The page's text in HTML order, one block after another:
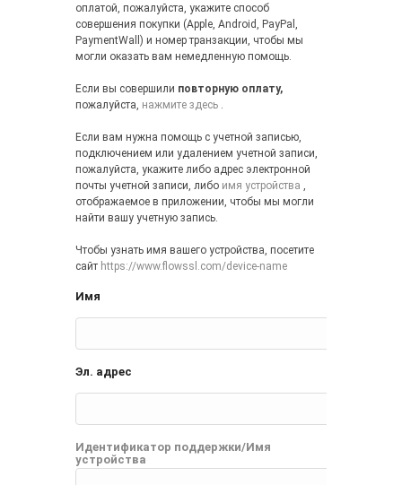
оплатой, пожалуйста, укажите способ
совершения покупки (Apple, Android, PayPal,
PaymentWall) и номер транзакции, чтобы мы
могли оказать вам немедленную помощь.
Если вы совершили повторную оплату,
пожалуйста, нажмите здесь .
Если вам нужна помощь с учетной записью,
подключением или удалением учетной записи,
пожалуйста, укажите либо адрес электронной
почты учетной записи, либо имя устройства ,
отображаемое в приложении, чтобы мы могли
найти вашу учетную запись.
Чтобы узнать имя вашего устройства, посетите
сайт https://www.flowssl.com/device-name
Имя
Эл. адрес
Идентификатор поддержки/Имя
устройства